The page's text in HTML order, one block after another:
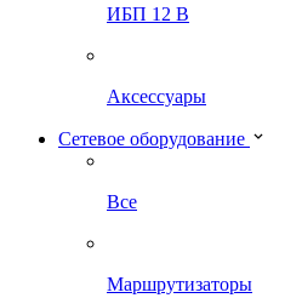
ИБП 12 В
Аксессуары
Сетевое оборудование
Все
Маршрутизаторы